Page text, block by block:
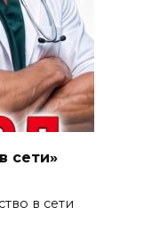
сети»
в сети